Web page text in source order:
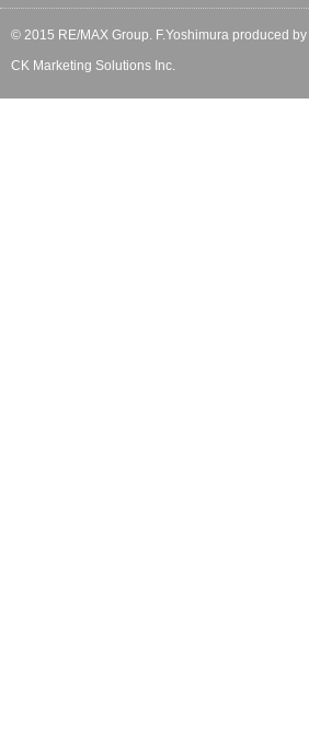
© 2015 RE/MAX Group. F.Yoshimura produced by
CK Marketing Solutions Inc.